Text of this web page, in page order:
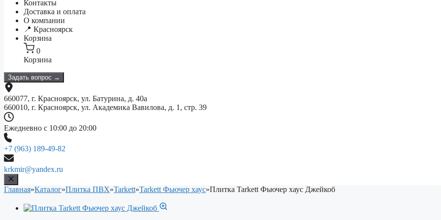
Контакты
Доставка и оплата
О компании
📍 Красноярск
Корзина
0
Корзина
Задать вопрос →
660077, г. Красноярск, ул. Батурина, д. 40а
660010, г. Красноярск, ул. Академика Вавилова, д. 1, стр. 39
Ежедневно с 10:00 до 20:00
+7 (963) 189-49-82
krkmir@yandex.ru
Главная»Каталог»Плитка ПВХ»Tarkett»Tarkett Фьючер хаус»Плитка Tarkett Фьючер хаус Джейкоб